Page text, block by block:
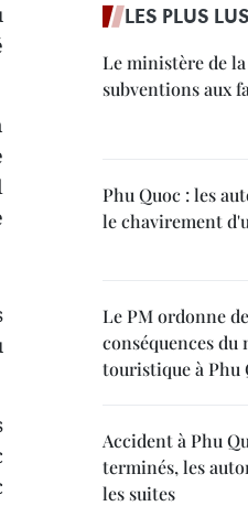
LES PLUS LUS
Le ministère de
subventions aux
Phu Quoc : les
le chavirement
Le PM ordonne
conséquences du
touristique à Phu
Accident à Phu
terminés, les
les suites